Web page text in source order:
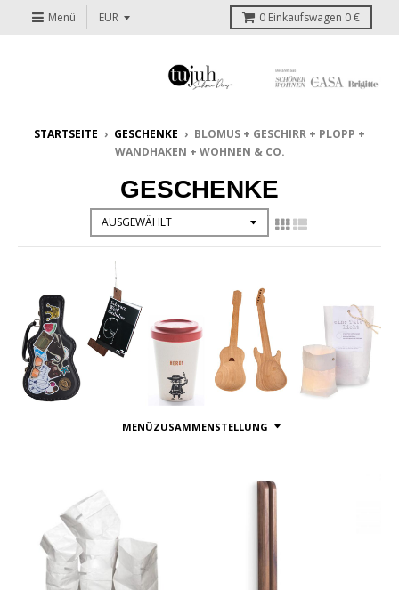
Menü 0 Einkaufswagen 0 €
STARTSEITE › GESCHENKE › BLOMUS + GESCHIRR + PLOPP +
WANDHAKEN + WOHNEN & CO.
GESCHENKE
MENÜZUSAMMENSTELLUNG